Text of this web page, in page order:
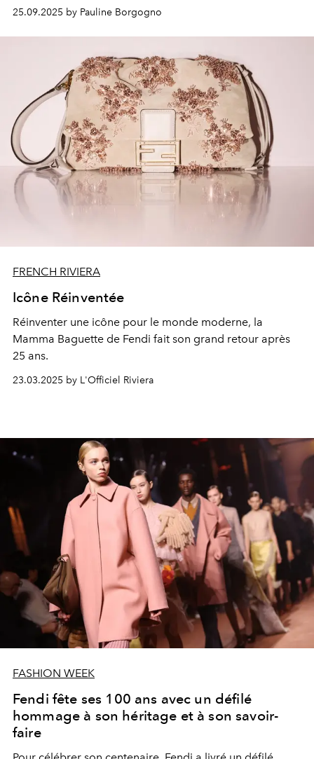
contours de l’élégance.
25.09.2025 by Pauline Borgogno
FRENCH RIVIERA
Icône Réinventée
Réinventer une icône pour le monde moderne, la
Mamma Baguette de Fendi fait son grand retour après
25 ans.
23.03.2025 by L'Officiel Riviera
FASHION WEEK
Fendi fête ses 100 ans avec un défilé
hommage à son héritage et à son savoir-
faire